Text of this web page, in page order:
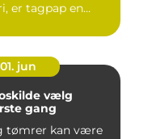
er tagpap en
01. jun
vælg
gang
tømrer kan være